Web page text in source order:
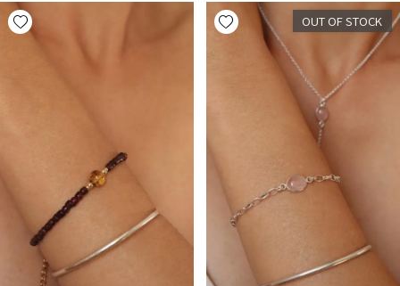
Add wishlist OUT OF STOCK